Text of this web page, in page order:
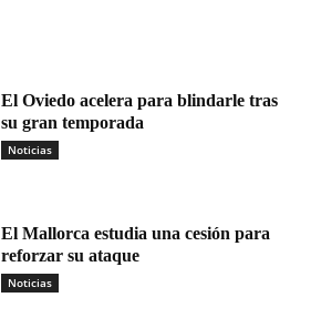
El Oviedo acelera para blindarle tras
su gran temporada
Noticias
El Mallorca estudia una cesión para
reforzar su ataque
Noticias